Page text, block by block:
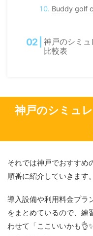
Buddy golf
神戸のシミ
比較表
神戸のシミュ
それでは神戸でおすすめ
順番に紹介していきます。
導入設備や利用料金プラ
をまとめているので、練
わせて「ここいいかも